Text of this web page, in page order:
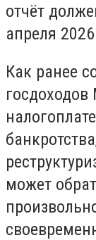
отчёт
апреля
Как ранее
может